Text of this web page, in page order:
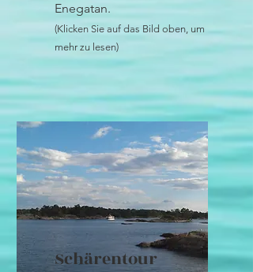
Enegatan.
(Klicken Sie auf das Bild oben, um
mehr zu lesen)
Schärentour